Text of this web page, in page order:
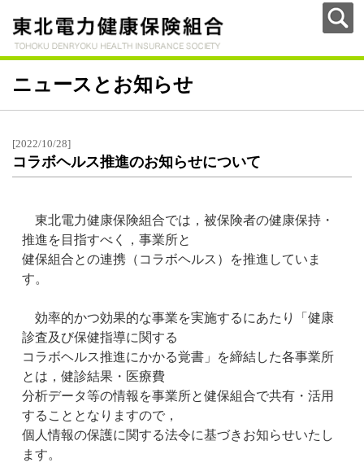
ニュースとお知らせ
[2022/10/28]
コラボヘルス推進のお知らせについて
東北電力健康保険組合では，被保険者の健康保持・
推進を目指すべく，事業所と
健保組合との連携（コラボヘルス）を推進していま
す。
効率的かつ効果的な事業を実施するにあたり「健康
診査及び保健指導に関する
コラボヘルス推進にかかる覚書」を締結した各事業所
とは，健診結果・医療費
分析データ等の情報を事業所と健保組合で共有・活用
することとなりますので，
個人情報の保護に関する法令に基づきお知らせいたし
ます。